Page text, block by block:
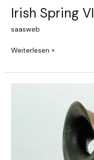
Irish Spring VI
saasweb
Irish
VI
Weiterlesen »